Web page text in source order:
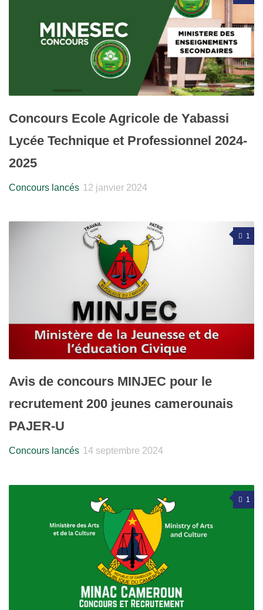
Concours Ecole Agricole de Yabassi
Lycée Technique et Professionnel 2024-
2025
Concours lancés 12 janvier 2024
1
Avis de concours MINJEC pour le
recrutement 200 jeunes camerounais
PAJER-U
Concours lancés 14 septembre 2024
1